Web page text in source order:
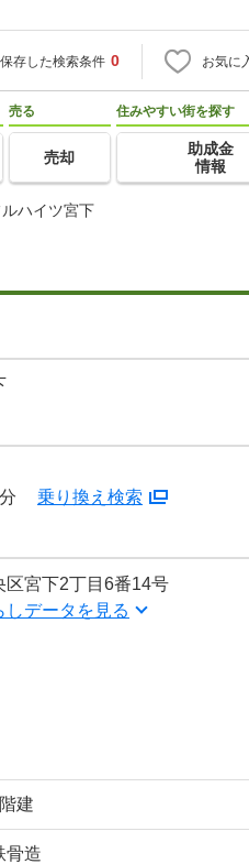
保存した検索条件 0 お気に
売る
売却
住みやすい街を探す
助成金
情報
ハイツ宮下
乗り換え検索
区宮下2丁目6番14号
データを見る
建
骨造